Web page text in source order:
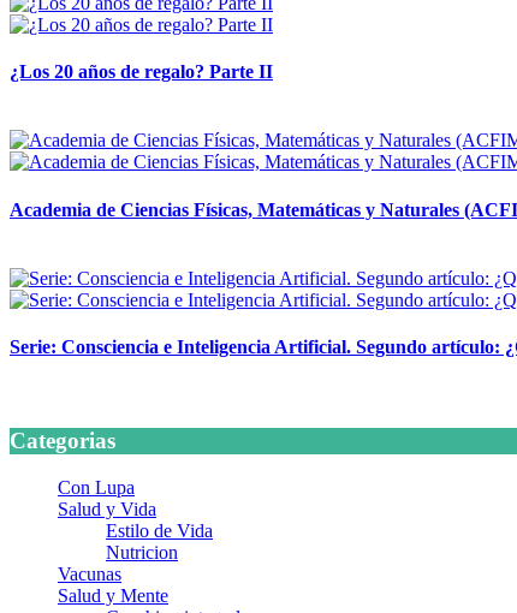
¿Los 20 años de regalo? Parte II
Academia de Ciencias Físicas, Matemáticas y Naturales
Serie: Consciencia e Inteligencia Artificial. Segundo artículo:
Categorias
Con Lupa
Salud y Vida
Estilo de Vida
Nutricion
Vacunas
Salud y Mente